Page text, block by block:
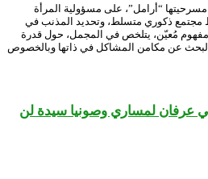
“أرامل”، على مسؤولية المرأة
ذكوري متسلط، وتحديد المذنب في
مفهوم مُعيّن، يتلخص في المجمل، حول قدرة
والبحث عن مكامن المشاكل في ذاتها وبالخصوص
عرفان لمساري وصونيا سيدة لن